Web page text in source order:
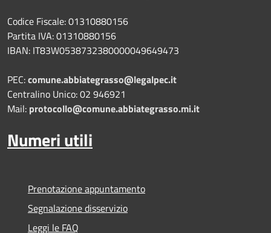
Codice Fiscale: 01310880156
Partita IVA: 01310880156
IBAN: IT83W0538732380000049649473
PEC:comune.abbiategrasso@legalpec.it
Centralino Unico: 02 946921
Mail: protocollo@comune.abbiategrasso.mi.it
Numeri utili
Prenotazione appuntamento
Segnalazione disservizio
Leggi le FAQ